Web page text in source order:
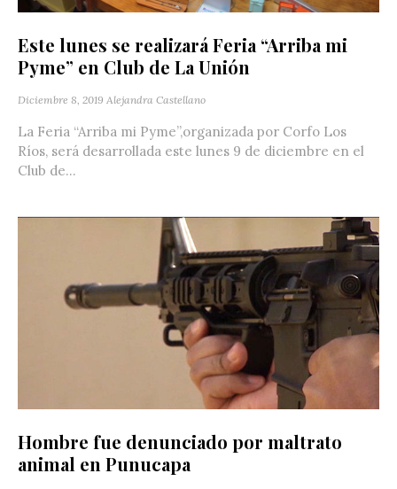
Este lunes se realizará Feria “Arriba mi
Pyme” en Club de La Unión
Diciembre 8, 2019 Alejandra Castellano
La Feria “Arriba mi Pyme”,organizada por Corfo Los
Ríos, será desarrollada este lunes 9 de diciembre en el
Club de...
Hombre fue denunciado por maltrato
animal en Punucapa